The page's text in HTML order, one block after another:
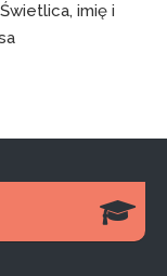
Świetlica, imię i